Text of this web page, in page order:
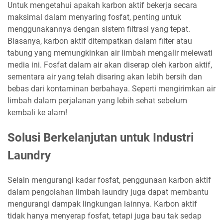
Untuk mengetahui apakah karbon aktif bekerja secara
maksimal dalam menyaring fosfat, penting untuk
menggunakannya dengan sistem filtrasi yang tepat.
Biasanya, karbon aktif ditempatkan dalam filter atau
tabung yang memungkinkan air limbah mengalir melewati
media ini. Fosfat dalam air akan diserap oleh karbon aktif,
sementara air yang telah disaring akan lebih bersih dan
bebas dari kontaminan berbahaya. Seperti mengirimkan air
limbah dalam perjalanan yang lebih sehat sebelum
kembali ke alam!
Solusi Berkelanjutan untuk Industri
Laundry
Selain mengurangi kadar fosfat, penggunaan karbon aktif
dalam pengolahan limbah laundry juga dapat membantu
mengurangi dampak lingkungan lainnya. Karbon aktif
tidak hanya menyerap fosfat, tetapi juga bau tak sedap